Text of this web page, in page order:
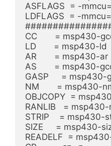
ASFLAGS  = -
LDFLAGS  = -
CC       = msp430-
LD       = msp430-ld
AR       = msp430-ar
AS       = msp430-
GASP     = msp430-
NM       = msp430-
OBJCOPY  =
RANLIB   =
STRIP    = msp430-
SIZE     = msp430-
READELF  =